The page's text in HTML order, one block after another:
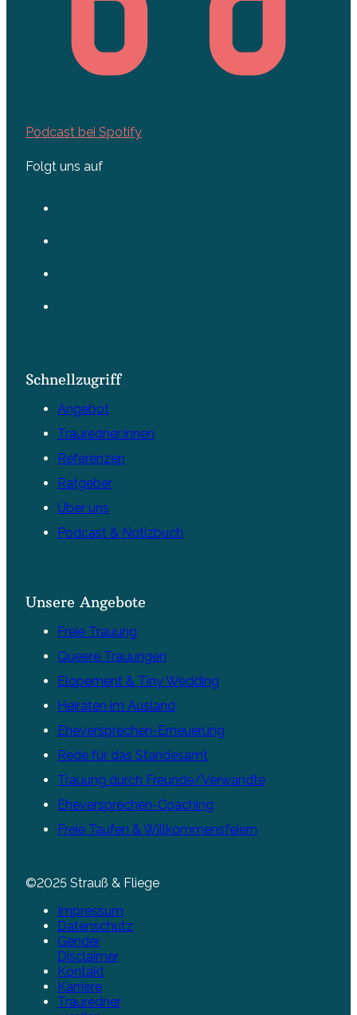
Podcast bei Spotify
Folgt uns auf
Schnellzugriff
Angebot
Trauredner:innen
Referenzen
Ratgeber
Über uns
Podcast & Notizbuch
Unsere Angebote
Freie Trauung
Queere Trauungen
Elopement & Tiny Wedding
Heiraten im Ausland
Eheversprechen-Erneuerung
Rede für das Standesamt
Trauung durch Freunde/Verwandte
Eheversprechen-Coaching
Freie Taufen & Willkommensfeiern
©2025 Strauß & Fliege
Impressum
Datenschutz
Gender
Disclaimer
Kontakt
Karriere
Trauredner